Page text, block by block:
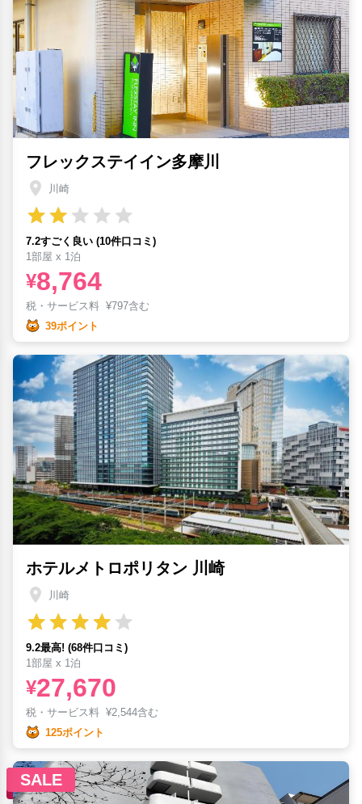
フレックステイイン多摩川
川崎
7.2すごく良い (10件口コミ)
1部屋 x 1泊
¥8,764
税・サービス料 ¥797含む
39ポイント
ホテルメトロポリタン 川崎
川崎
9.2最高! (68件口コミ)
1部屋 x 1泊
¥27,670
税・サービス料 ¥2,544含む
125ポイント
SALE